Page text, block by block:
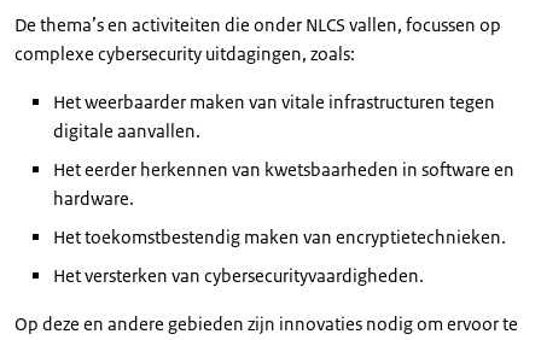
De thema’s en activiteiten die onder NLCS vallen, focussen op
complexe cybersecurity uitdagingen, zoals:
Het weerbaarder maken van vitale infrastructuren tegen
digitale aanvallen.
Het eerder herkennen van kwetsbaarheden in software en
hardware.
Het toekomstbestendig maken van encryptietechnieken.
Het versterken van cybersecurityvaardigheden.
Op deze en andere gebieden zijn innovaties nodig om ervoor te